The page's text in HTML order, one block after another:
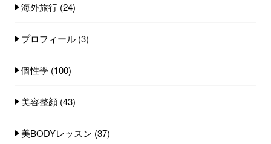
海外旅行 (24)
プロフィール (3)
個性學 (100)
美容整顔 (43)
美BODYレッスン (37)